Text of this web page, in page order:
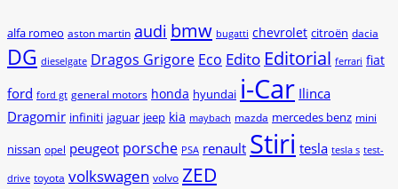
alfa romeo aston martin audi bmw bugatti chevrolet citroën dacia
DG dieselgate Dragos Grigore Eco Edito Editorial ferrari fiat
ford ford gt general motors honda hyundai i-Car Ilinca
Dragomir infiniti jaguar jeep kia maybach mazda mercedes benz mini
nissan opel peugeot porsche PSA renault Stiri tesla tesla s test-
drive toyota volkswagen volvo ZED